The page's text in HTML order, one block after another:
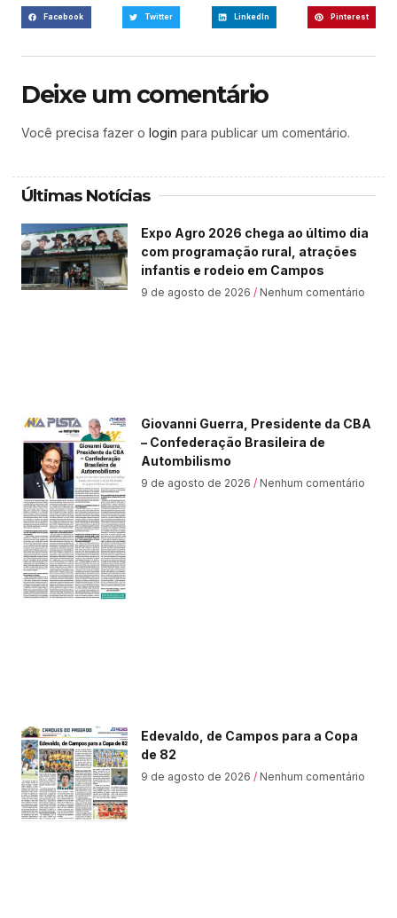
Facebook Twitter LinkedIn Pinterest
Deixe um comentário
Você precisa fazer o login para publicar um comentário.
Últimas Notícias
Expo Agro 2026 chega ao último dia
com programação rural, atrações
infantis e rodeio em Campos
9 de agosto de 2026 Nenhum comentário
Giovanni Guerra, Presidente da CBA
– Confederação Brasileira de
Autombilismo
9 de agosto de 2026 Nenhum comentário
Edevaldo, de Campos para a Copa
de 82
9 de agosto de 2026 Nenhum comentário